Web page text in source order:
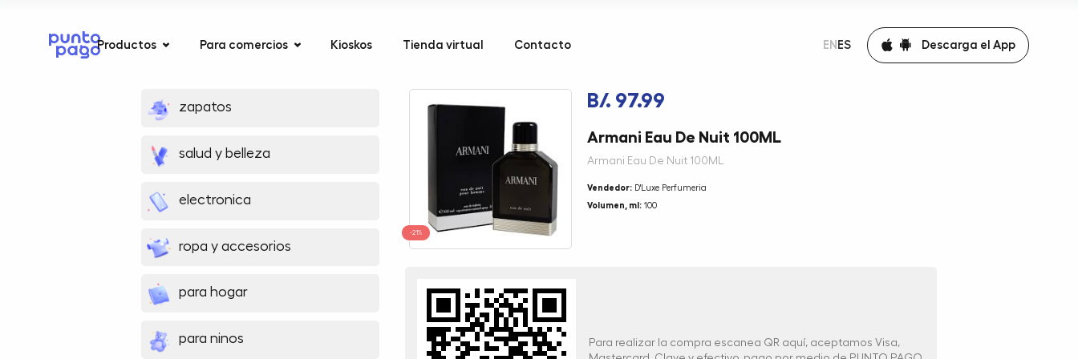
Productos Para comercios Kioskos Tienda virtual Contacto EN ES Descarga el App
zapatos
salud y belleza
electronica
ropa y accesorios
para hogar
para ninos
-21%
B/. 97.99
Armani Eau De Nuit 100ML
Armani Eau De Nuit 100ML
Vendedor:D'Luxe Perfumeria
Volumen, ml:100
Para realizar la compra escanea QR aquí, aceptamos Visa,